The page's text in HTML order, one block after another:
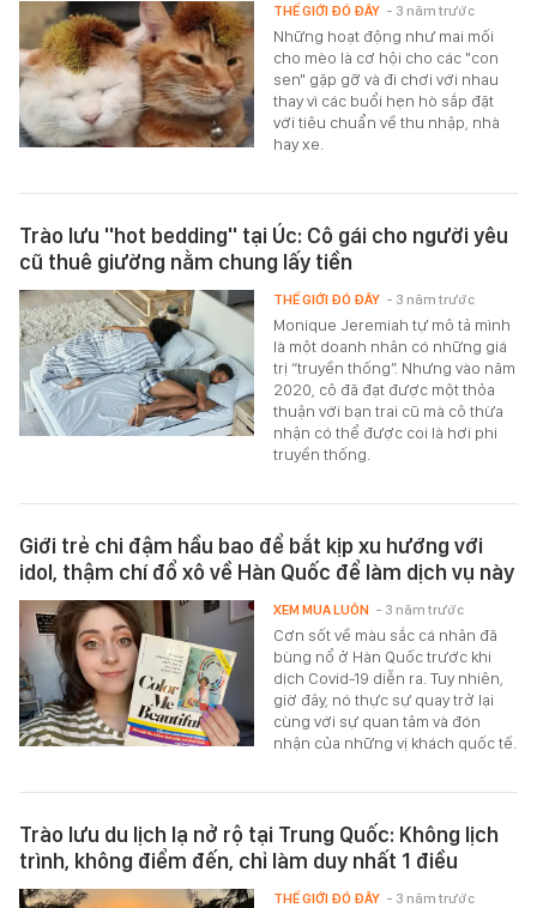
Những hoạt động như mai mối
cho mèo là cơ hội cho các "con
sen" gặp gỡ và đi chơi với nhau
thay vì các buổi hẹn hò sắp đặt
với tiêu chuẩn về thu nhập, nhà
hay xe.
THẾ GIỚI ĐÓ ĐÂY - 3 năm trước
Trào lưu ''hot bedding'' tại Úc: Cô gái cho người yêu
cũ thuê giường nằm chung lấy tiền
Monique Jeremiah tự mô tả mình
là một doanh nhân có những giá
trị “truyền thống”. Nhưng vào năm
2020, cô đã đạt được một thỏa
thuận với bạn trai cũ mà cô thừa
nhận có thể được coi là hơi phi
truyền thống.
THẾ GIỚI ĐÓ ĐÂY - 3 năm trước
Giới trẻ chi đậm hầu bao để bắt kịp xu hướng với
idol, thậm chí đổ xô về Hàn Quốc để làm dịch vụ này
Cơn sốt về màu sắc cá nhân đã
bùng nổ ở Hàn Quốc trước khi
dịch Covid-19 diễn ra. Tuy nhiên,
giờ đây, nó thực sự quay trở lại
cùng với sự quan tâm và đón
nhận của những vị khách quốc tế.
XEM MUA LUÔN - 3 năm trước
Trào lưu du lịch lạ nở rộ tại Trung Quốc: Không lịch
trình, không điểm đến, chỉ làm duy nhất 1 điều
THẾ GIỚI ĐÓ ĐÂY - 3 năm trước